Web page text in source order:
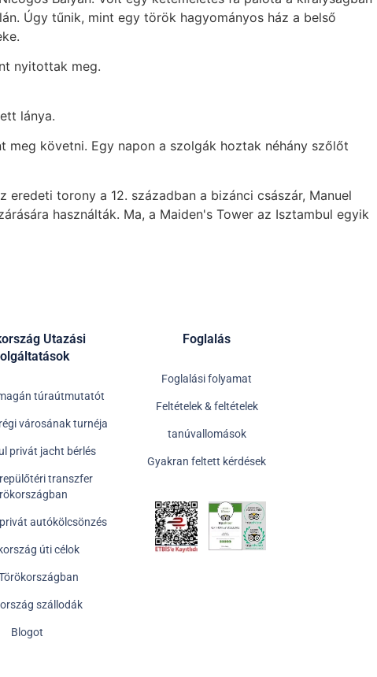
Úgy tűnik, mint egy török hagyományos ház a belső
nyitottak meg.
lánya.
követni. Egy napon a szolgák hoztak néhány szőlőt
torony a 12. században a bizánci császár, Manuel
használták. Ma, a Maiden's Tower az Isztambul egyik
Utazási
túraútmutatót
városának turnéja
privát jacht bérlés
transzfer
autókölcsönzés
úti célok
szállodák
Blogot
Foglalás
Foglalási folyamat
Feltételek & feltételek
tanúvallomások
Gyakran feltett kérdések